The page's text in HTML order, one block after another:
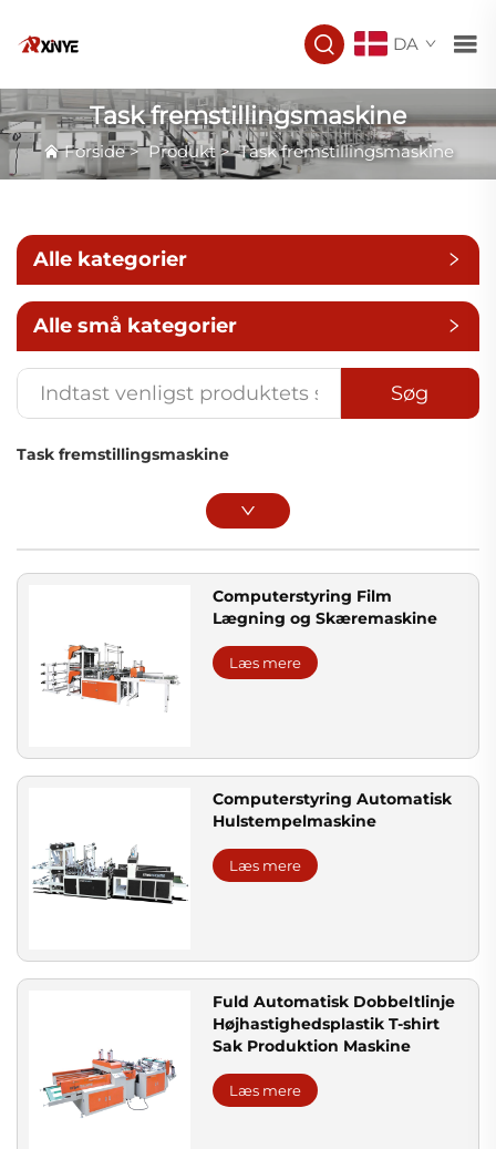
DA
Task fremstillingsmaskine
Forside>Produkt>Task fremstillingsmaskine
Alle kategorier
Alle små kategorier
Søg
Task fremstillingsmaskine
Computerstyring Film
Lægning og Skæremaskine
Læs mere
Computerstyring Automatisk
Hulstempelmaskine
Læs mere
Fuld Automatisk Dobbeltlinje
Højhastighedsplastik T-shirt
Sak Produktion Maskine
Læs mere